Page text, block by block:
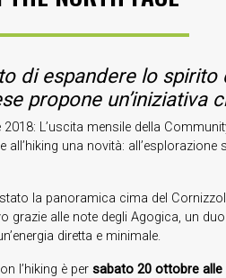
di espandere lo
propone un’iniziativa
L’uscita mensile della
all’hiking una novità:
la panoramica cima del
grazie alle note degli Agogica, un
diretta e minimale.
l’hiking è per sabato 20 ottobre alle